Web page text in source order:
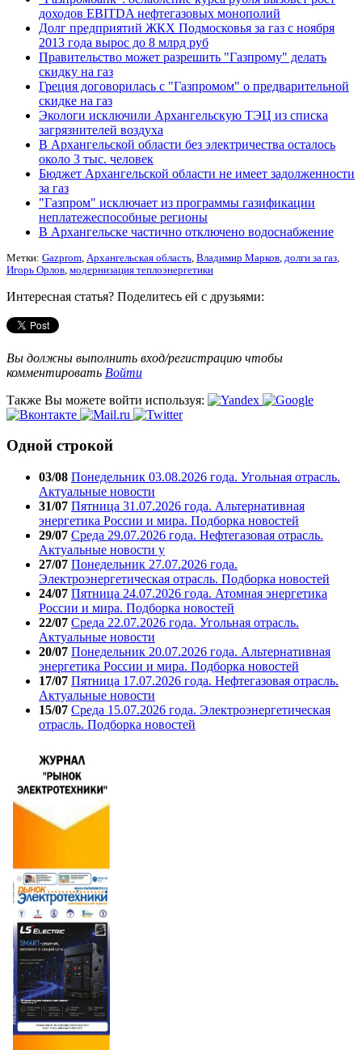
доходов EBITDA нефтегазовых монополий
Долг предприятий ЖКХ Подмосковья за газ с ноября
2013 года вырос до 8 млрд руб
Правительство может разрешить "Газпрому" делать
скидку на газ
Греция договорилась с "Газпромом" о предварительной
скидке на газ
Экологи исключили Архангельскую ТЭЦ из списка
загрязнителей воздуха
В Архангельской области без электричества осталось
около 3 тыс. человек
Бюджет Архангельской области не имеет задолженности
за газ
"Газпром" исключает из программы газификации
неплатежеспособные регионы
В Архангельске частично отключено водоснабжение
Метки: Gazprom Архангельская область Владимир Марков долги за газ
Игорь Орлов модернизация теплоэнергетики
Интересная статья? Поделитесь ей с друзьями:
Вы должны выполнить вход/регистрацию чтобы
комментировать Войти
Также Вы можете войти используя:
Одной строкой
03/08 Понедельник 03.08.2026 года. Угольная отрасль.
Актуальные новости
31/07 Пятница 31.07.2026 года. Альтернативная
энергетика России и мира. Подборка новостей
29/07 Среда 29.07.2026 года. Нефтегазовая отрасль.
Актуальные новости у
27/07 Понедельник 27.07.2026 года.
Электроэнергетическая отрасль. Подборка новостей
24/07 Пятница 24.07.2026 года. Атомная энергетика
России и мира. Подборка новостей
22/07 Среда 22.07.2026 года. Угольная отрасль.
Актуальные новости
20/07 Понедельник 20.07.2026 года. Альтернативная
энергетика России и мира. Подборка новостей
17/07 Пятница 17.07.2026 года. Нефтегазовая отрасль.
Актуальные новости
15/07 Среда 15.07.2026 года. Электроэнергетическая
отрасль. Подборка новостей